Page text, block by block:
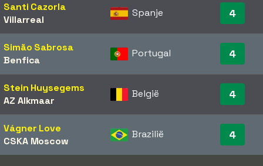
Santi Cazorla
Villarreal
Spanje 4
Simão Sabrosa
Benfica
Portugal 4
Stein Huysegems
AZ Alkmaar
België 4
Vágner Love
CSKA Moscow
Brazilië 4